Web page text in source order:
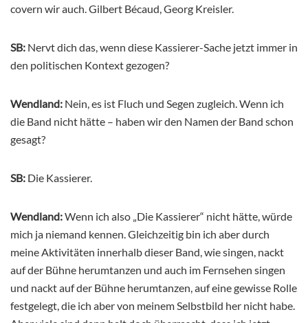
covern wir auch. Gilbert Bécaud, Georg Kreisler.
SB: Nervt dich das, wenn diese Kassierer-Sache jetzt immer in
den politischen Kontext gezogen?
Wendland: Nein, es ist Fluch und Segen zugleich. Wenn ich
die Band nicht hätte – haben wir den Namen der Band schon
gesagt?
SB: Die Kassierer.
Wendland:Wenn ich also „Die Kassierer“ nicht hätte, würde
mich ja niemand kennen. Gleichzeitig bin ich aber durch
meine Aktivitäten innerhalb dieser Band, wie singen, nackt
auf der Bühne herumtanzen und auch im Fernsehen singen
und nackt auf der Bühne herumtanzen, auf eine gewisse Rolle
festgelegt, die ich aber von meinem Selbstbild her nicht habe.